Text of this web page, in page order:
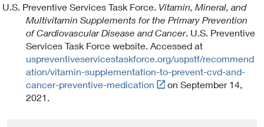
n
a
l
L
i
n
k
P
U.S. Preventive Services Task Force. Vitamin, Mineral, and
Multivitamin Supplements for the Primary Prevention
of Cardiovascular Disease and Cancer. U.S. Preventive
Services Task Force website. Accessed at
uspreventiveservicestaskforce.org/uspstf/recommend
ation/vitamin-supplementation-to-prevent-cvd-and-
cancer-preventive-medication
Link
on September 14,
2021.